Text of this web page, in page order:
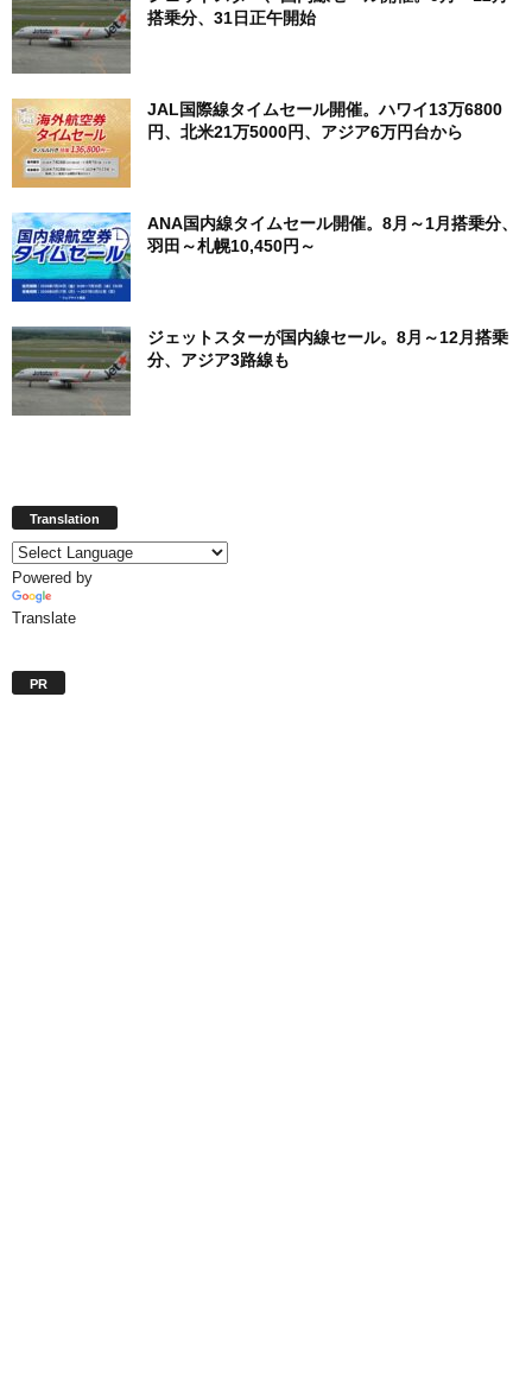
搭乗分、31日正午開始
JAL国際線タイムセール開催。ハワイ13万6800
円、北米21万5000円、アジア6万円台から
ANA国内線タイムセール開催。8月～1月搭乗分、
羽田～札幌10,450円～
ジェットスターが国内線セール。8月～12月搭乗
分、アジア3路線も
Translation
Powered by
Translate
PR